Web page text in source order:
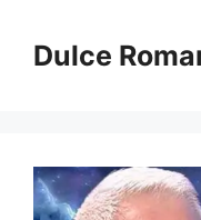
conținutDulce